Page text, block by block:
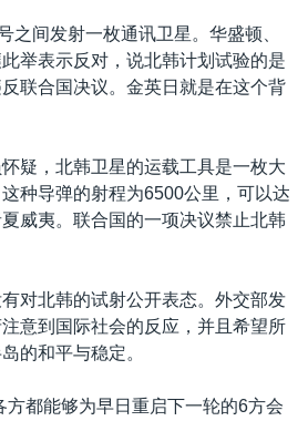
之间发射一枚通讯卫星。华盛顿、
举表示反对，说北韩计划试验的是
联合国决议。金英日就是在这个背
疑，北韩卫星的运载工具是一枚大
种导弹的射程为6500公里，可以达
威夷。联合国的一项决议禁止北韩
对北韩的试射公开表态。外交部发
意到国际社会的反应，并且希望所
的和平与稳定。
方都能够为早日重启下一轮的6方会